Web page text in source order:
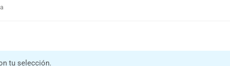
tu selección.